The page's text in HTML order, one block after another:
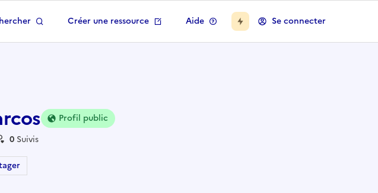
Créer une ressource Aide Se connecter
Profil public
0 Suivis